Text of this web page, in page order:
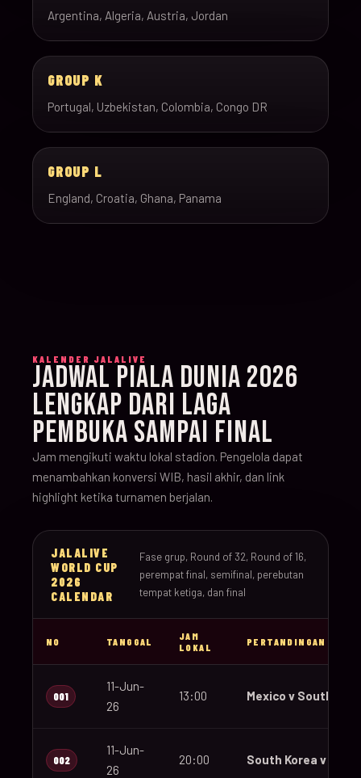
Argentina, Algeria, Austria, Jordan
GROUP K
Portugal, Uzbekistan, Colombia, Congo DR
GROUP L
England, Croatia, Ghana, Panama
KALENDER JALALIVE
JADWAL PIALA DUNIA 2026
LENGKAP DARI LAGA
PEMBUKA SAMPAI FINAL
Jam mengikuti waktu lokal stadion. Pengelola dapat
menambahkan konversi WIB, hasil akhir, dan link
highlight ketika turnamen berjalan.
JALALIVE
WORLD CUP
2026
CALENDAR
Fase grup, Round of 32, Round of 16,
perempat final, semifinal, perebutan
tempat ketiga, dan final
NO TANGGAL
JAM
LOKAL
PERTANDINGAN
001
11-Jun-
26
13:00 Mexico v South
002
11-Jun-
26
20:00 South Korea v